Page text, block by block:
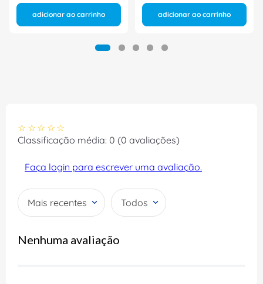
adicionar ao carrinho adicionar ao carrinho
☆ ☆ ☆ ☆ ☆
Classificação média: 0 (0 avaliações)
Faça login para escrever uma avaliação.
Mais recentes Todos
Nenhuma avaliação